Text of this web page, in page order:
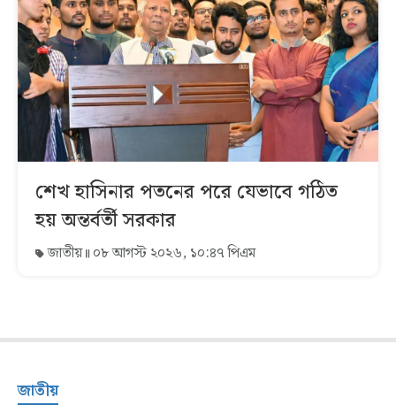
শেখ হাসিনার পতনের পরে যেভাবে গঠিত
হয় অন্তর্বর্তী সরকার
জাতীয় ০৮ আগস্ট ২০২৬, ১০:৪৭ পিএম
জাতীয়